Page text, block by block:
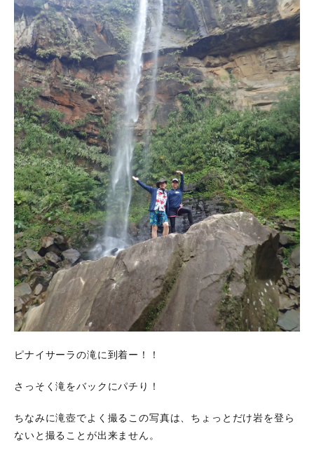
ピナイサーラの滝に到着ー！！
さっそく滝をバックにパチり！
ちなみに滝壺でよく撮るこの写真は、ちょっとだけ岩を登ら
ないと撮ることが出来ません。